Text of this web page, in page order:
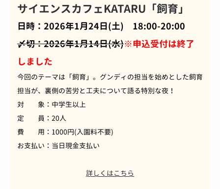
サイエンスカフェKATARU「飼育」
日時：2026年1月24日(土) 18:00-20:00
〆切：2026年1月14日(水)※申込受付は終了
しました
今回のテーマは「飼育」。グンディの担当を始めとした飼育
担当が、裏側の苦労と工夫について語る特別な夜！
対 象：中学生以上
定 員：20人
費 用：1000円(入園料不要)
お支払い：当日現金支払い
詳しくはこちら